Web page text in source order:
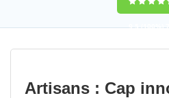
9,5(100%)
votes
Artisans : Cap